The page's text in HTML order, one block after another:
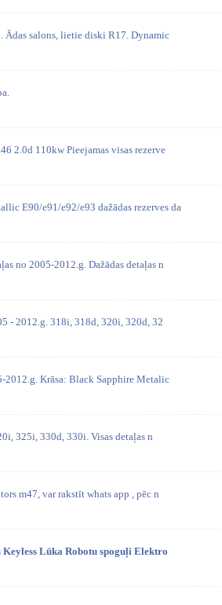
salons, lietie diski R17. Dynamic
2.0d 110kw Pieejamas visas rezerve
E90/e91/e92/e93 dažādas rezerves da
no 2005-2012.g. Dažādas detaļas n
- 2012.g. 318i, 318d, 320i, 320d, 32
2012.g. Krāsa: Black Sapphire Metalic
325i, 330d, 330i. Visas detaļas n
m47, var rakstīt whats app , pēc n
Keyless Lūka Robotu spoguļi Elektro